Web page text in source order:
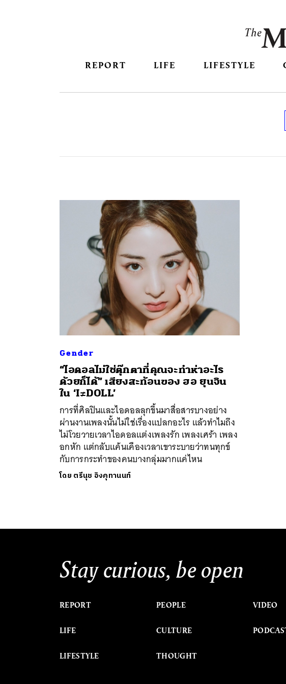
REPORT LIFE LIFESTYLE
Gender
“ไอดอลไม่ใช่ตุ๊กตาที่คุณจะทำห่าอะไร
ด้วยก็ได้” เสียงสะท้อนของ ฮอ ยุนจิน
ใน ‘I≠DOLL’
การที่ศิลปินและไอดอลลุกขึ้นมาสื่อสารบางอย่าง
ผ่านงานเพลงนั้นไม่ใช่เรื่องแปลกอะไร แล้วทำไมถึง
ไม่โวยวายเวลาไอดอลแต่งเพลงรัก เพลงเศร้า เพลง
อกหัก แต่กลับแค้นเคืองเวลาเขาระบายว่าทนทุกข์
กับการกระทำของคนบางกลุ่มมากแค่ไหน
โดย ตรีนุช อิงคุทานนท์
Stay curious, be open
REPORT
LIFE
LIFESTYLE
PEOPLE
CULTURE
THOUGHT
VIDEO